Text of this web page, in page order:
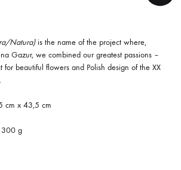
Natura)is the name of the project where,
Gazur, we combined our greatest passions –
for beautiful flowers and Polish design of the XX
cm x 43,5 cm
300 g